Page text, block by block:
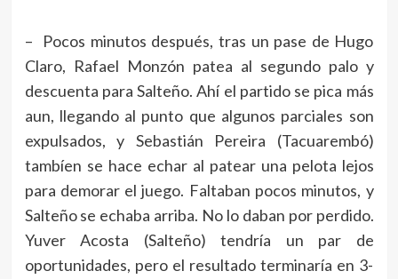
– Pocos minutos después, tras un pase de Hugo
Claro, Rafael Monzón patea al segundo palo y
descuenta para Salteño. Ahí el partido se pica más
aun, llegando al punto que algunos parciales son
expulsados, y Sebastián Pereira (Tacuarembó)
tambíen se hace echar al patear una pelota lejos
para demorar el juego. Faltaban pocos minutos, y
Salteño se echaba arriba. No lo daban por perdido.
Yuver Acosta (Salteño) tendría un par de
oportunidades, pero el resultado terminaría en 3-